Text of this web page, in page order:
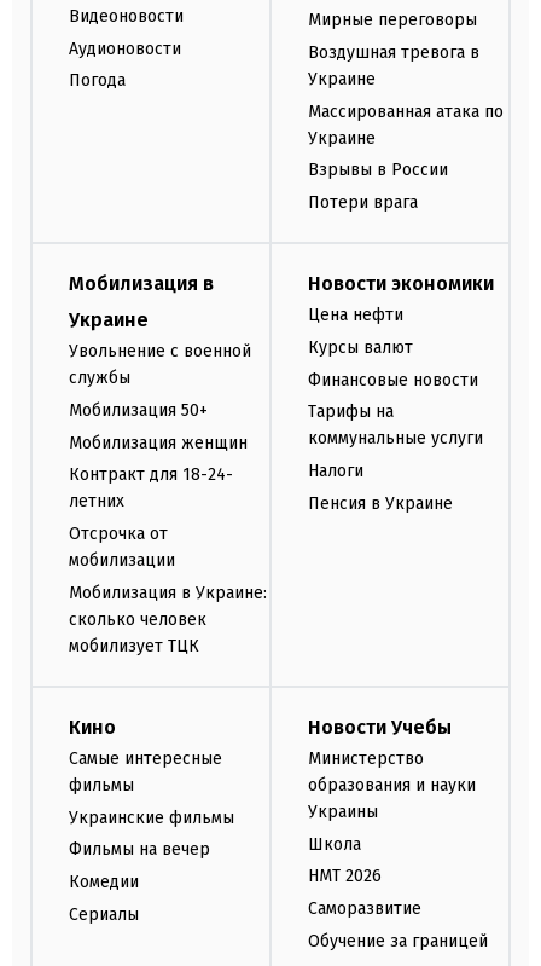
Видеоновости
Аудионовости
Погода
Мирные переговоры
Воздушная тревога в
Украине
Массированная атака по
Украине
Взрывы в России
Потери врага
Мобилизация в
Украине
Увольнение с военной
службы
Мобилизация 50+
Мобилизация женщин
Контракт для 18-24-
летних
Отсрочка от
мобилизации
Мобилизация в Украине:
сколько человек
мобилизует ТЦК
Новости экономики
Цена нефти
Курсы валют
Финансовые новости
Тарифы на
коммунальные услуги
Налоги
Пенсия в Украине
Кино
Самые интересные
фильмы
Украинские фильмы
Фильмы на вечер
Комедии
Сериалы
Новости Учебы
Министерство
образования и науки
Украины
Школа
НМТ 2026
Саморазвитие
Обучение за границей